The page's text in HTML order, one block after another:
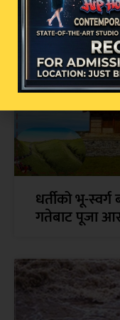
धर्तीको भू-
गतेबाट पूजा